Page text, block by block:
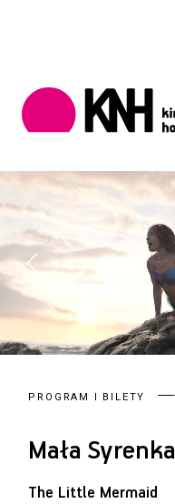
PROGRAM I BILETY
Mała Syrenka
The Little Mermaid